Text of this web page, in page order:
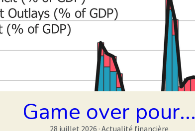
Game over pour...
28 juillet 2026 · Actualité financière